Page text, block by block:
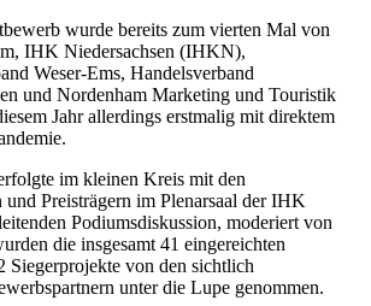
wurde bereits zum vierten Mal von
IHK Niedersachsen (IHKN),
Weser-Ems, Handelsverband
und Nordenham Marketing und Touristik
Jahr allerdings erstmalig mit direktem
im kleinen Kreis mit den
und Preisträgern im Plenarsaal der IHK
Podiumsdiskussion, moderiert von
die insgesamt 41 eingereichten
Siegerprojekte von den sichtlich
unter die Lupe genommen.